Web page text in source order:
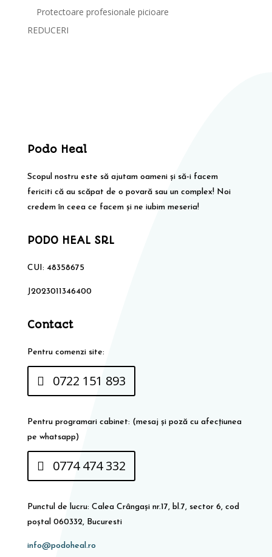
Protectoare profesionale picioare
REDUCERI
Podo Heal
Scopul nostru este să ajutam oameni și să-i facem
fericiti că au scăpat de o povară sau un complex! Noi
credem în ceea ce facem și ne iubim meseria!
PODO HEAL SRL
CUI: 48358675
J2023011346400
Contact
Pentru comenzi site:
0722 151 893
Pentru programari cabinet: (mesaj și poză cu afecțiunea
pe whatsapp)
0774 474 332
Punctul de lucru: Calea Crângași nr.17, bl.7, sector 6, cod
poștal 060332, Bucuresti
info@podoheal.ro